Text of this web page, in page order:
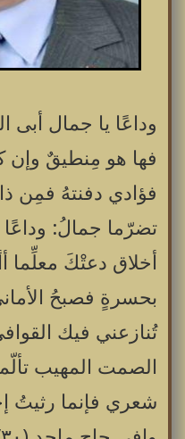
وداعًا يا جمال أبى
فها هو مِنطيقٌ وإن
فؤادي دفنتهُ فمِن
تضرّما جمالُ: وداعًا
أخلاق دعتْكَ معلِّما
بحسرةٍ فصبحُ
تُنازعني فيك
الصمت المهيب
شعري فإنما رثيتُ